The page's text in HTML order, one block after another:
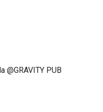
PUB